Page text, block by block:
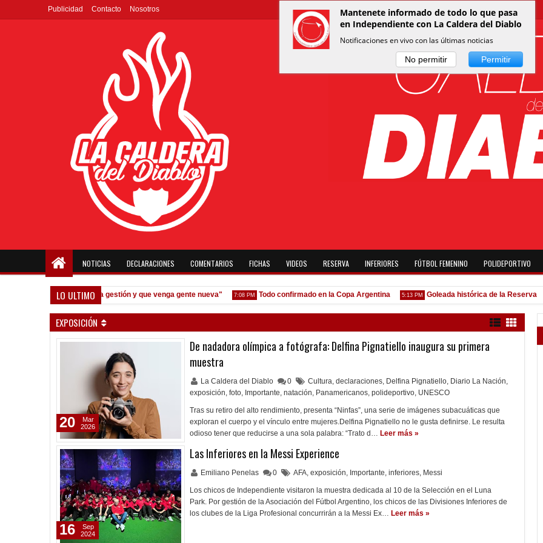
Publicidad Contacto Nosotros
NOTICIAS DECLARACIONES COMENTARIOS FICHAS VIDEOS RESERVA INFERIORES FÚTBOL FEMENINO POLIDEPORTIVO
LO ULTIMO
"Prefiero dejar la gestión y que venga gente nueva" 7:08 PM Todo confirmado en la Copa Argentina 5:13 PM Goleada histórica de la Reserva 1:52
EXPOSICIÓN
De nadadora olímpica a fotógrafa: Delfina Pignatiello inaugura su primera
muestra
La Caldera del Diablo 0 Cultura, declaraciones, Delfina Pignatiello, Diario La Nación,
exposición, foto, Importante, natación, Panamericanos, polideportivo, UNESCO
Tras su retiro del alto rendimiento, presenta “Ninfas”, una serie de imágenes subacuáticas que
exploran el cuerpo y el vínculo entre mujeres.Delfina Pignatiello no le gusta definirse. Le resulta
odioso tener que reducirse a una sola palabra: “Trato d… Leer más »
20
Mar
2026
Las Inferiores en la Messi Experience
Emiliano Penelas 0 AFA, exposición, Importante, inferiores, Messi
Los chicos de Independiente visitaron la muestra dedicada al 10 de la Selección en el Luna
Park. Por gestión de la Asociación del Fútbol Argentino, los chicos de las Divisiones Inferiores de
los clubes de la Liga Profesional concurrirán a la Messi Ex… Leer más »
16
Sep
2024
Mantenete informado de todo lo que pasa
en Independiente con La Caldera del Diablo
Notificaciones en vivo con las últimas noticias
No permitir Permitir